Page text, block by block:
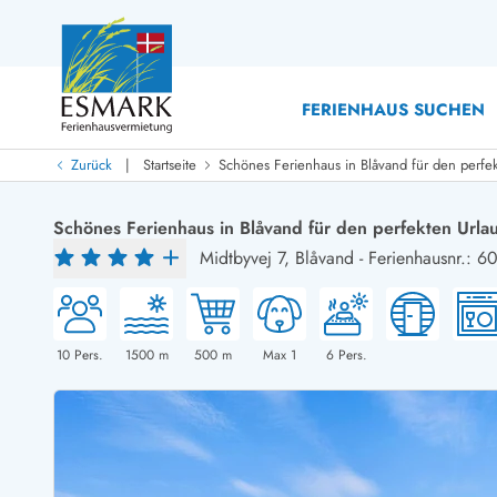
FERIENHAUS SUCHEN
Last Minute
Last Minute
Neu bei uns!
Neue Ferienhäuser bei ESMARKFerienhäuser mit PoolFerienhäuser
Neurenovierte Ferienhäuser
Ferienhäuser mit Endreinigung inklusive
Ferienhäuser dicht am Strand
Ferienhäuser neu gebaut
Ferienhäuser mit Sauna
Ferienhäuser Nicht-Raucher
Zurück | Startseite Schönes Ferienhaus in Blåvand für den
Schönes Ferienhaus in Blåvand für den perfekten
Midtbyvej 7, Blåvand - Ferienhausnr.:
10 Pers. 1500m 500 m Max 1 6Pers.